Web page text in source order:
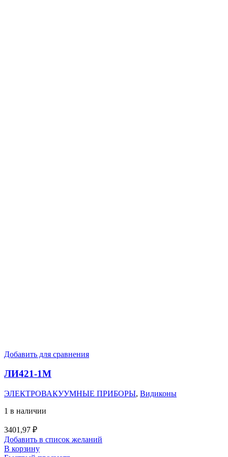
Добавить для сравнения
ЛИ421-1М
ЭЛЕКТРОВАКУУМНЫЕ ПРИБОРЫ, Видиконы
1 в наличии
3401,97 ₽
Добавить в список желаний
В корзину